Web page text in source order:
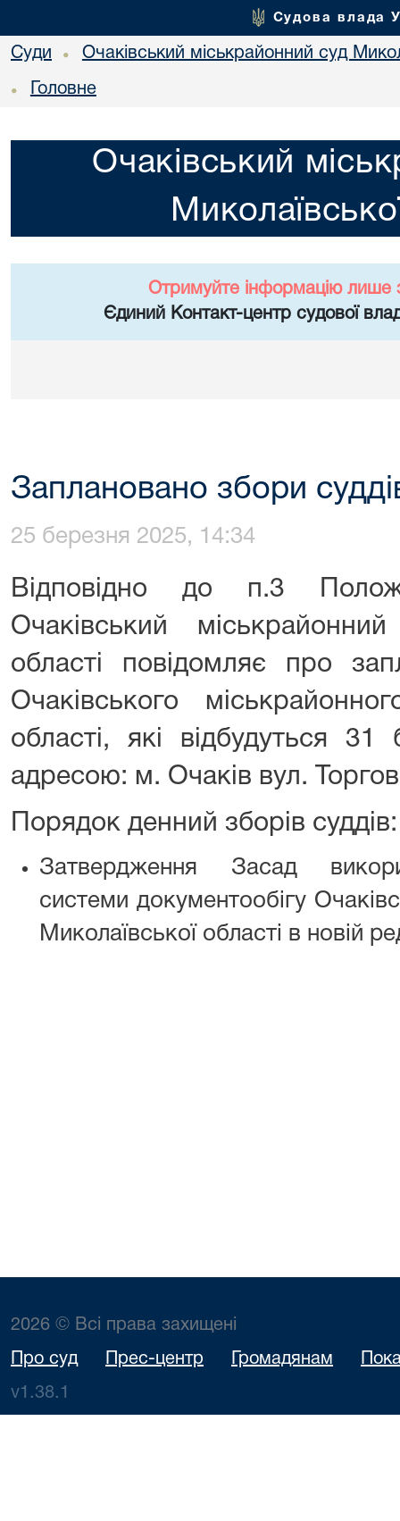
Судова влада
Суди • Очаківський міськрайонний суд
• Головне
Очаківський
Отримуйте інформацію лише
Єдиний Контакт-центр судової
Заплановано збори
25 березня 2025, 14:34
Відповідно до п.3
Очаківський
області повідомляє про
Очаківського
області, які відбудуться
адресою: м. Очаків вул.
Порядок денний зборів суддів:
Затвердження Засад
системи документообігу
Миколаївської області в новій
2026 © Всі права захищені
Про суд Прес-центр Громадянам
v1.38.1